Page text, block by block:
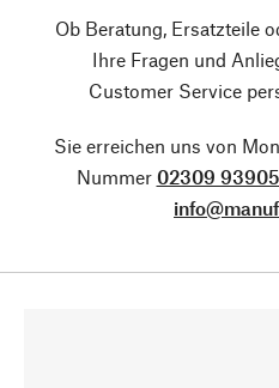
Ob Beratung, Ersatzteile
Ihre Fragen und
Customer Service
Sie erreichen uns von
Nummer 02309